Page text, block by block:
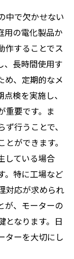
滑な運用の
性：モータ
中で欠かせない
用の電化製品か
作することでス
、長時間使用す
め、定期的なメ
検を実施し、
重要です。ま
行うことで、
ができます。
している場合
。特に工場など
対応が求められ
が、モーターの
となります。日
ターを大切にし